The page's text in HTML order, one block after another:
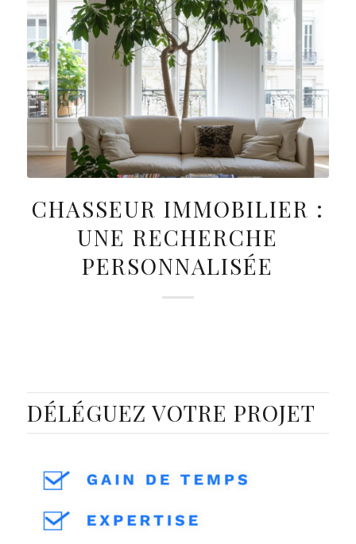
CHASSEUR IMMOBILIER :
UNE RECHERCHE
PERSONNALISÉE
DÉLÉGUEZ VOTRE PROJET